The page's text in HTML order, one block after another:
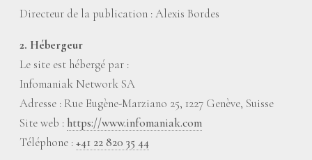
Directeur de la publication : Alexis Bordes
2. Hébergeur
Le site est hébergé par :
Infomaniak Network SA
Adresse : Rue Eugène-Marziano 25, 1227 Genève, Suisse
Site web :https://www.infomaniak.com
Téléphone :+41 22 820 35 44